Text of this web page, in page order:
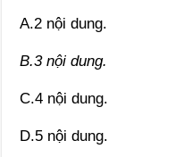
A.2 nội dung.
B.3 nội dung.
C.4 nội dung.
D.5 nội dung.